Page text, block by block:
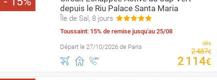
depuis le Riu Palace Santa Maria
Île de Sal, 8 jours
Toussaint: 15% de remise jusqu'au 25/08
Départ le 27/10/2026 de Paris dès
2487€
2 114€